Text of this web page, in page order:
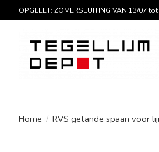
OPGELET: ZOMERSLUITING VAN 13/07
Home / RVS getande spaan voor